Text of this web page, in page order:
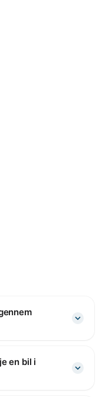
en bil i